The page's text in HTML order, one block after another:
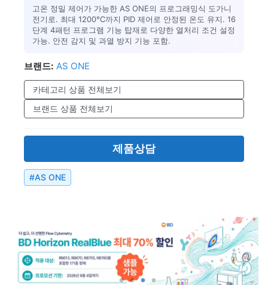
고온 정밀 제어가 가능한 AS ONE의 프로그래밍식 도가니
전기로. 최대 1200°C까지 PID 제어로 안정된 온도 유지. 16
단계 4패턴 프로그램 기능 탑재로 다양한 열처리 조건 설정
가능. 안전 감지 및 과열 방지 기능 포함.
브랜드: AS ONE
카테고리 상품 전체보기
브랜드 상품 전체보기
제품상담
#AS ONE